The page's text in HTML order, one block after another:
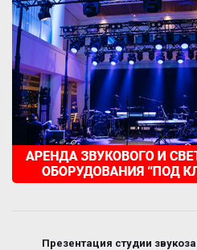
Презентация студии